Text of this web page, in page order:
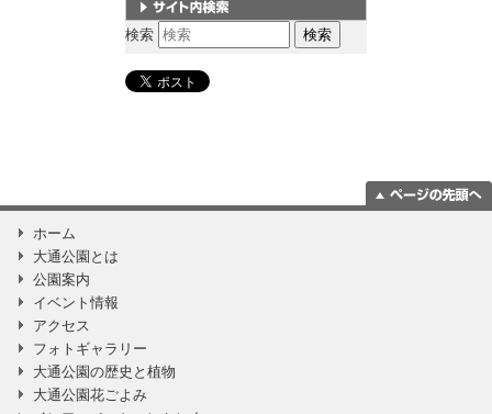
サイト内検索
検索
ホーム
大通公園とは
公園案内
イベント情報
アクセス
フォトギャラリー
大通公園の歴史と植物
大通公園花ごよみ